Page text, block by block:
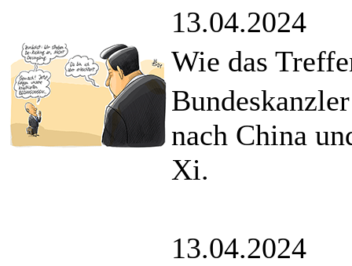
13.04.2024
Wie das
nach China
Xi.
13.04.2024